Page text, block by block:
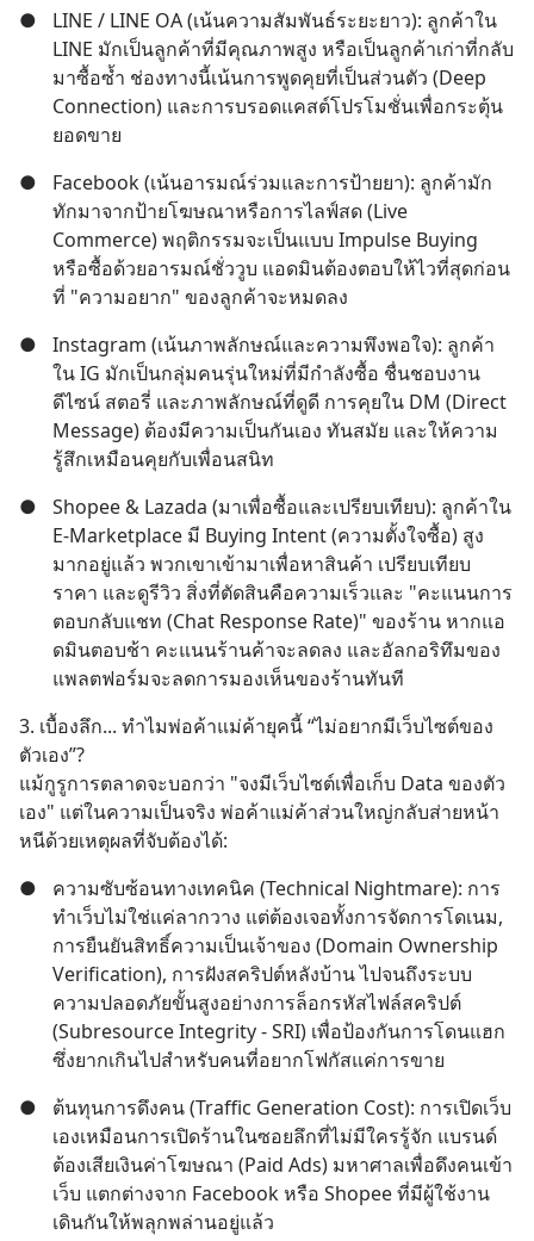
●
LINE / LINE OA (เน้นความสัมพันธ์ระยะยาว): ลูกค้าใน
LINE มักเป็นลูกค้าที่มีคุณภาพสูง หรือเป็นลูกค้าเก่าที่กลับ
มาซื้อซ้ำ ช่องทางนี้เน้นการพูดคุยที่เป็นส่วนตัว (Deep
Connection) และการบรอดแคสต์โปรโมชั่นเพื่อกระตุ้น
ยอดขาย
●
Facebook (เน้นอารมณ์ร่วมและการป้ายยา): ลูกค้ามัก
ทักมาจากป้ายโฆษณาหรือการไลฟ์สด (Live
Commerce) พฤติกรรมจะเป็นแบบ Impulse Buying
หรือซื้อด้วยอารมณ์ชั่ววูบ แอดมินต้องตอบให้ไวที่สุดก่อน
ที่ "ความอยาก" ของลูกค้าจะหมดลง
●
Instagram (เน้นภาพลักษณ์และความพึงพอใจ): ลูกค้า
ใน IG มักเป็นกลุ่มคนรุ่นใหม่ที่มีกำลังซื้อ ชื่นชอบงาน
ดีไซน์ สตอรี่ และภาพลักษณ์ที่ดูดี การคุยใน DM (Direct
Message) ต้องมีความเป็นกันเอง ทันสมัย และให้ความ
รู้สึกเหมือนคุยกับเพื่อนสนิท
●
Shopee & Lazada (มาเพื่อซื้อและเปรียบเทียบ): ลูกค้าใน
E-Marketplace มี Buying Intent (ความตั้งใจซื้อ) สูง
มากอยู่แล้ว พวกเขาเข้ามาเพื่อหาสินค้า เปรียบเทียบ
ราคา และดูรีวิว สิ่งที่ตัดสินคือความเร็วและ "คะแนนการ
ตอบกลับแชท (Chat Response Rate)" ของร้าน หากแอ
ดมินตอบช้า คะแนนร้านค้าจะลดลง และอัลกอริทึมของ
แพลตฟอร์มจะลดการมองเห็นของร้านทันที
3. เบื้องลึก... ทำไมพ่อค้าแม่ค้ายุคนี้ “ไม่อยากมีเว็บไซต์ของ
ตัวเอง”?
แม้กูรูการตลาดจะบอกว่า "จงมีเว็บไซต์เพื่อเก็บ Data ของตัว
เอง" แต่ในความเป็นจริง พ่อค้าแม่ค้าส่วนใหญ่กลับส่ายหน้า
หนีด้วยเหตุผลที่จับต้องได้:
●
ความซับซ้อนทางเทคนิค (Technical Nightmare): การ
ทำเว็บไม่ใช่แค่ลากวาง แต่ต้องเจอทั้งการจัดการโดเนม,
การยืนยันสิทธิ์ความเป็นเจ้าของ (Domain Ownership
Verification), การฝังสคริปต์หลังบ้าน ไปจนถึงระบบ
ความปลอดภัยขั้นสูงอย่างการล็อกรหัสไฟล์สคริปต์
(Subresource Integrity - SRI) เพื่อป้องกันการโดนแฮก
ซึ่งยากเกินไปสำหรับคนที่อยากโฟกัสแค่การขาย
●
ต้นทุนการดึงคน (Traffic Generation Cost): การเปิดเว็บ
เองเหมือนการเปิดร้านในซอยลึกที่ไม่มีใครรู้จัก แบรนด์
ต้องเสียเงินค่าโฆษณา (Paid Ads) มหาศาลเพื่อดึงคนเข้า
เว็บ แตกต่างจาก Facebook หรือ Shopee ที่มีผู้ใช้งาน
เดินกันให้พลุกพล่านอยู่แล้ว